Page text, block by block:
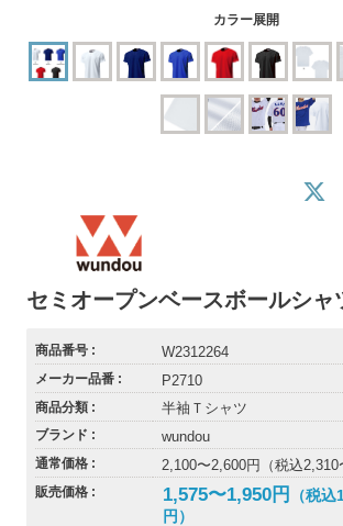
カラー展開
セミオープンベースボールシャ
商品番号 W2312264
メーカー品番 P2710
商品分類 半袖Ｔシャツ
ブランド wundou
通常価格 2,100〜2,600円（税込2,310
販売価格 1,575〜1,950円
（税
円）